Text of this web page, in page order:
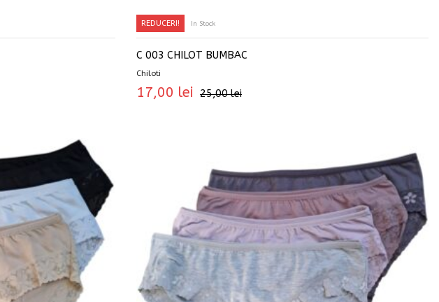
REDUCERI! In Stock
C 003 CHILOT BUMBAC
Chiloti
25,00lei
17,00 lei